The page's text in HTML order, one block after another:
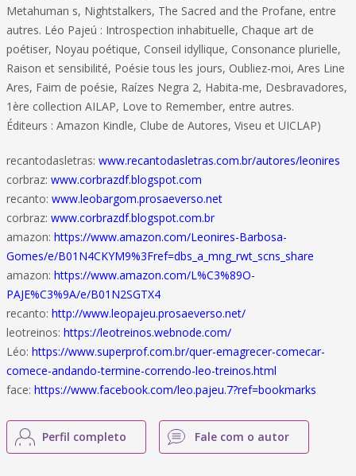
Metahuman s, Nightstalkers, The Sacred and the Profane, entre
autres. Léo Pajeú : Introspection inhabituelle, Chaque art de
poétiser, Noyau poétique, Conseil idyllique, Consonance plurielle,
Raison et sensibilité, Poésie tous les jours, Oubliez-moi, Ares Line
Ares, Faim de poésie, Raízes Negra 2, Habita-me, Desbravadores,
1ère collection AILAP, Love to Remember, entre autres.
Éditeurs : Amazon Kindle, Clube de Autores, Viseu et UICLAP)
recantodasletras: www.recantodasletras.com.br/autores/leonires
corbraz: www.corbrazdf.blogspot.com
recanto: www.leobargom.prosaeverso.net
corbraz: www.corbrazdf.blogspot.com.br
amazon: https://www.amazon.com/Leonires-Barbosa-
Gomes/e/B01N4CKYM9%3Fref=dbs_a_mng_rwt_scns_share
amazon: https://www.amazon.com/L%C3%89O-
PAJE%C3%9A/e/B01N2SGTX4
recanto: http://www.leopajeu.prosaeverso.net/
leotreinos: https://leotreinos.webnode.com/
Léo: https://www.superprof.com.br/quer-emagrecer-comecar-
comece-andando-termine-correndo-leo-treinos.html
face: https://www.facebook.com/leo.pajeu.7?ref=bookmarks
Perfil completo Fale com o autor